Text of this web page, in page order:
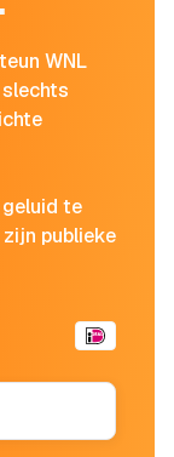
WNL
te
publieke